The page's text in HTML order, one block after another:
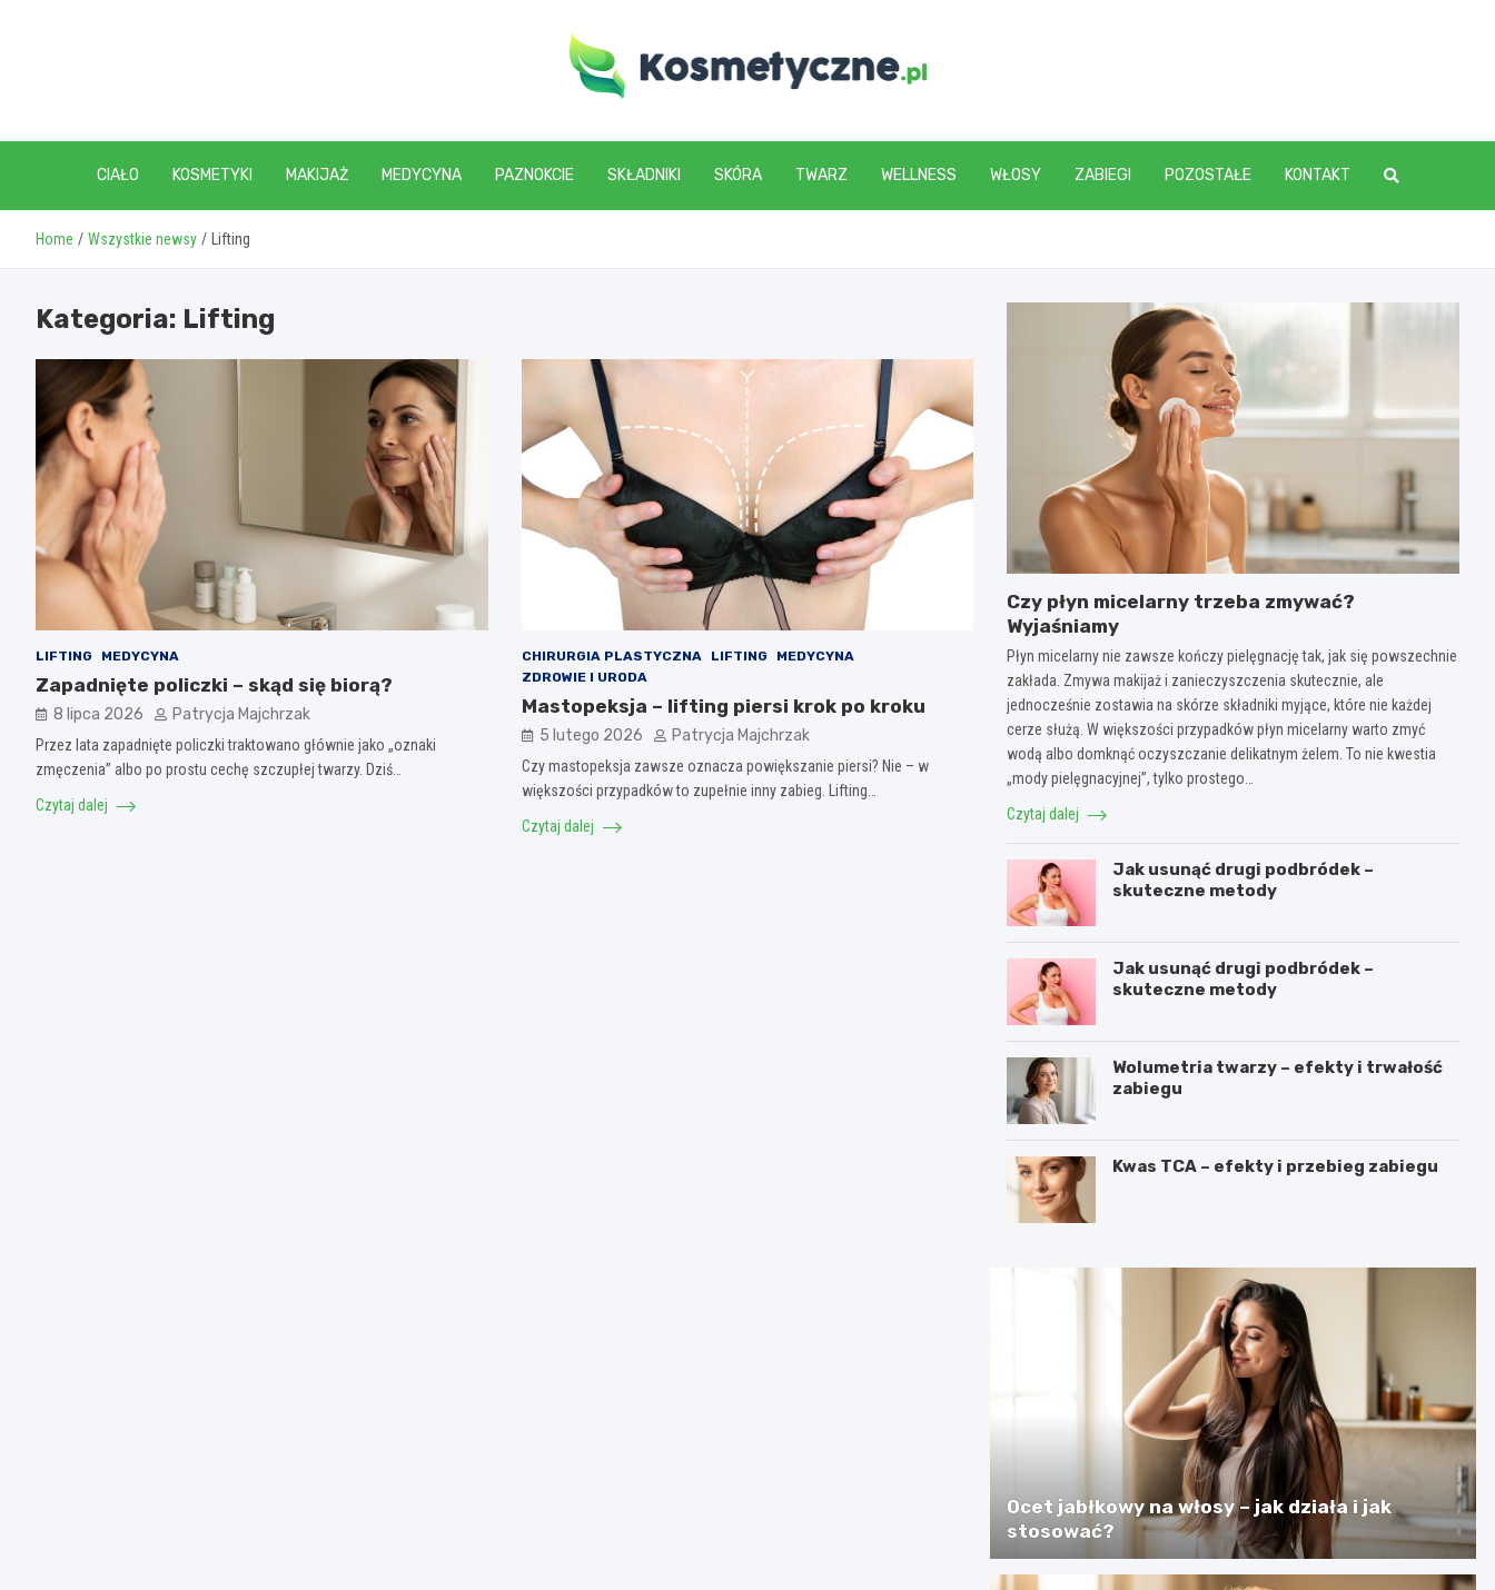
www.kosmetyczne.pl
CIAŁO KOSMETYKI MAKIJAŻ MEDYCYNA PAZNOKCIE SKŁADNIKI SKÓRA TWARZ WELLNESS WŁOSY ZABIEGI POZOSTAŁE KONTAKT
Home Wszystkie newsy Lifting
Kategoria: Lifting
LIFTING MEDYCYNA
Zapadnięte policzki – skąd się biorą?
8 lipca 2026 Patrycja Majchrzak
Przez lata zapadnięte policzki traktowano głównie jako „oznaki
zmęczenia” albo po prostu cechę szczupłej twarzy. Dziś…
Czytaj dalej
CHIRURGIA PLASTYCZNA LIFTING
MEDYCYNA
ZDROWIE I URODA
Mastopeksja – lifting piersi krok po kroku
5 lutego 2026 Patrycja Majchrzak
Czy mastopeksja zawsze oznacza powiększanie piersi? Nie – w
większości przypadków to zupełnie inny zabieg. Lifting…
Czytaj dalej
Czy płyn micelarny trzeba zmywać?
Wyjaśniamy
Płyn micelarny nie zawsze kończy pielęgnację tak, jak się powszechnie
zakłada. Zmywa makijaż i zanieczyszczenia skutecznie, ale
jednocześnie zostawia na skórze składniki myjące, które nie każdej
cerze służą. W większości przypadków płyn micelarny warto zmyć
wodą albo domknąć oczyszczanie delikatnym żelem. To nie kwestia
„mody pielęgnacyjnej”, tylko prostego…
Czytaj dalej
Jak usunąć drugi podbródek –
skuteczne metody
Jak usunąć drugi podbródek –
skuteczne metody
Wolumetria twarzy – efekty i trwałość
zabiegu
Kwas TCA – efekty i przebieg zabiegu
Ocet jabłkowy na włosy – jak działa i jak
stosować?